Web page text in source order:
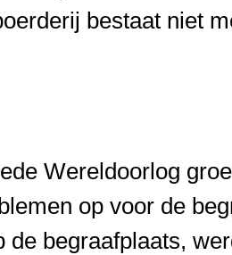
bestaat niet
Wereldoorlog
op voor de
begraafplaats,